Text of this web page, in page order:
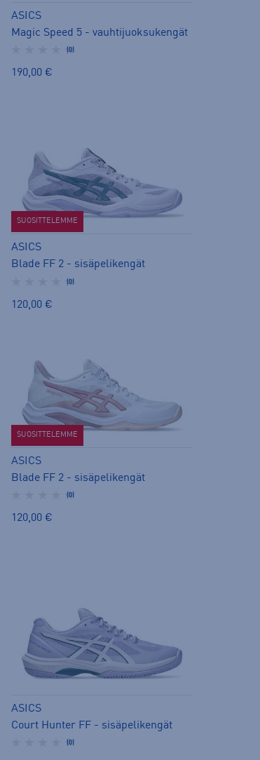
ASICS
Magic Speed 5 - vauhtijuoksukengät
(0)
190,00 €
SUOSITTELEMME
ASICS
Blade FF 2 - sisäpelikengät
(0)
120,00 €
SUOSITTELEMME
ASICS
Blade FF 2 - sisäpelikengät
(0)
120,00 €
ASICS
Court Hunter FF - sisäpelikengät
(0)